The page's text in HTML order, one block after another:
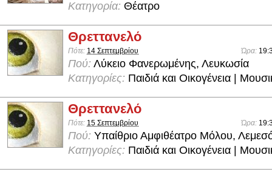
Κατηγορία: Θέατρο
Θρεττανελό
Πότε: 14 Σεπτεμβρίου Ώρα:
Πού: Λύκειο Φανερωμένης, Λευκωσία
Κατηγορίες: Παιδιά και Οικογένεια |
Θρεττανελό
Πότε: 15 Σεπτεμβρίου Ώρα:
Πού: Υπαίθριο Αμφιθέατρο Μόλου,
Κατηγορίες: Παιδιά και Οικογένεια |